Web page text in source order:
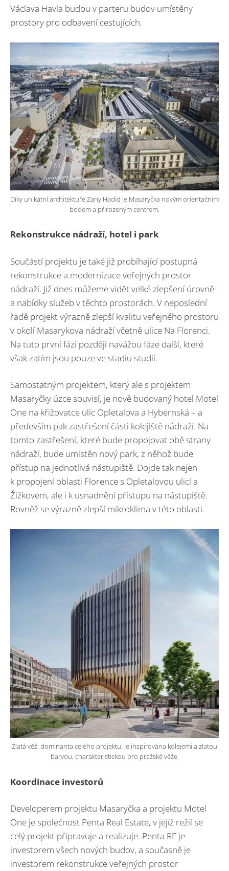
Václava Havla budou v parteru budov umístěny
prostory pro odbavení cestujících.
Díky unikátní architektuře Zahy Hadid je Masaryčka novým orientačním
bodem a přirozeným centrem.
Rekonstrukce nádraží, hotel i park
Součástí projektu je také již probíhající postupná
rekonstrukce a modernizace veřejných prostor
nádraží. Již dnes můžeme vidět velké zlepšení úrovně
a nabídky služeb v těchto prostorách. V neposlední
řadě projekt výrazně zlepší kvalitu veřejného prostoru
v okolí Masarykova nádraží včetně ulice Na Florenci.
Na tuto první fázi později navážou fáze další, které
však zatím jsou pouze ve stadiu studií.
Samostatným projektem, který ale s projektem
Masaryčky úzce souvisí, je nově budovaný hotel Motel
One na křižovatce ulic Opletalova a Hybernská – a
především pak zastřešení části kolejiště nádraží. Na
tomto zastřešení, které bude propojovat obě strany
nádraží, bude umístěn nový park, z něhož bude
přístup na jednotlivá nástupiště. Dojde tak nejen
k propojení oblasti Florence s Opletalovou ulicí a
Žižkovem, ale i k usnadnění přístupu na nástupiště.
Rovněž se výrazně zlepší mikroklima v této oblasti.
Zlatá věž, dominanta celého projektu, je inspirována kolejemi a zlatou
barvou, charakteristickou pro pražské věže.
Koordinace investorů
Developerem projektu Masaryčka a projektu Motel
One je společnost Penta Real Estate, v jejíž režií se
celý projekt připravuje a realizuje. Penta RE je
investorem všech nových budov, a současně je
investorem rekonstrukce veřejných prostor